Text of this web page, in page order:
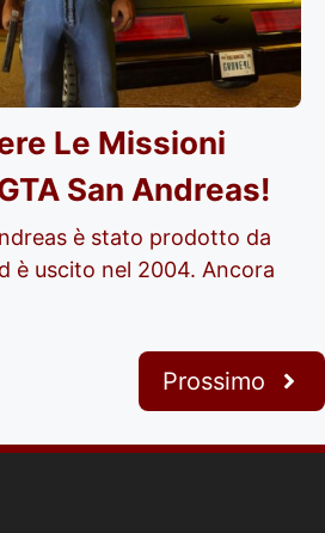
Le Missioni
San Andreas!
è stato prodotto da
è uscito nel 2004. Ancora
Prossimo